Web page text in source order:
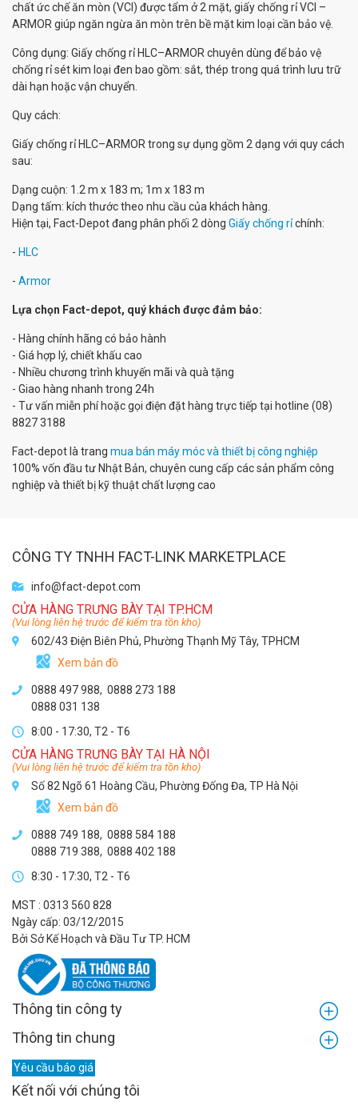
chất ức chế ăn mòn (VCI) được tẩm ở 2 mặt, giấy chống rỉ VCI –
ARMOR giúp ngăn ngừa ăn mòn trên bề mặt kim loại cần bảo vệ.
Công dụng: Giấy chống rỉ HLC–ARMOR chuyên dùng để bảo vệ
chống rỉ sét kim loại đen bao gồm: sắt, thép trong quá trình lưu trữ
dài hạn hoặc vận chuyển.
Quy cách:
Giấy chống rỉ HLC–ARMOR trong sự dụng gồm 2 dạng với quy cách
sau:
Dạng cuộn: 1.2 m x 183 m; 1m x 183 m
Dạng tấm: kích thước theo nhu cầu của khách hàng.
Hiện tại, Fact-Depot đang phân phối 2 dòng Giấy chống rỉchính:
- HLC
- Armor
Lựa chọn Fact-depot, quý khách được đảm bảo:
- Hàng chính hãng có bảo hành
- Giá hợp lý, chiết khấu cao
- Nhiều chương trình khuyến mãi và quà tặng
- Giao hàng nhanh trong 24h
- Tư vấn miễn phí hoặc gọi điện đặt hàng trực tiếp tại hotline (08)
8827 3188
Fact-depot là trang mua bán máy móc và thiết bị công nghiệp
100% vốn đầu tư Nhật Bản, chuyên cung cấp các sản phẩm công
nghiệp và thiết bị kỹ thuật chất lượng cao
CÔNG TY TNHH FACT-LINK MARKETPLACE
info@fact-depot.com
CỬA HÀNG TRƯNG BÀY TẠI TP.HCM
(Vui lòng liên hệ trước để kiểm tra tồn kho)
602/43 Điện Biên Phủ, Phường Thạnh Mỹ Tây, TPHCM
Xem bản đồ
0888 497 988, 0888 273 188
0888 031 138
8:00 - 17:30, T2 - T6
CỬA HÀNG TRƯNG BÀY TẠI HÀ NỘI
(Vui lòng liên hệ trước để kiểm tra tồn kho)
Số 82 Ngõ 61 Hoàng Cầu, Phường Đống Đa, TP Hà Nội
Xem bản đồ
0888 749 188, 0888 584 188
0888 719 388, 0888 402 188
8:30 - 17:30, T2 - T6
MST : 0313 560 828
Ngày cấp: 03/12/2015
Bởi Sở Kế Hoạch và Đầu Tư TP. HCM
Thông tin công ty
Thông tin chung
Yêu cầu báo giá
Kết nối với chúng tôi